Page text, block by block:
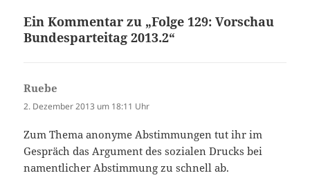
Ein Kommentar zu „Folge 129: Vorschau
Bundesparteitag 2013.2“
Ruebe
2. Dezember 2013 um 18:11 Uhr
Zum Thema anonyme Abstimmungen tut ihr im
Gespräch das Argument des sozialen Drucks bei
namentlicher Abstimmung zu schnell ab.